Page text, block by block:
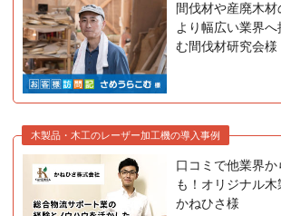
間伐材や産廃木
より幅広い業界へ
む間伐材研究会様
木製品・木工のレーザー加工機の導入事例
口コミで他業界
も！オリジナル木
かねひさ様